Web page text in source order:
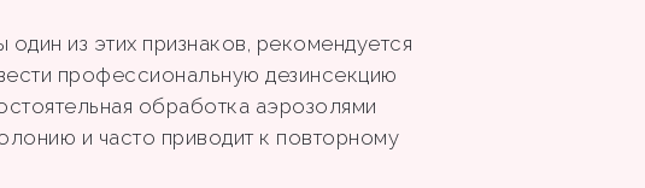
один из этих признаков, рекомендуется
профессиональную дезинсекцию
обработка аэрозолями
и часто приводит к повторному